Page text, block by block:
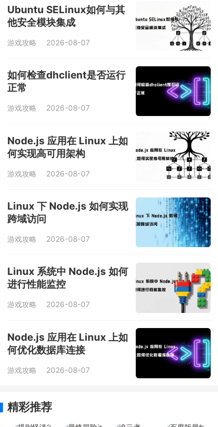
Ubuntu SELinux如何与其
他安全模块集成
游戏攻略 2026-08-07
如何检查dhclient是否运行
正常
游戏攻略 2026-08-07
Node.js 应用在 Linux 上如
何实现高可用架构
游戏攻略 2026-08-07
Linux 下 Node.js 如何实现
跨域访问
游戏攻略 2026-08-07
Linux 系统中 Node.js 如何
进行性能监控
游戏攻略 2026-08-07
Node.js 应用在 Linux 上如
何优化数据库连接
游戏攻略 2026-08-07
精彩推荐